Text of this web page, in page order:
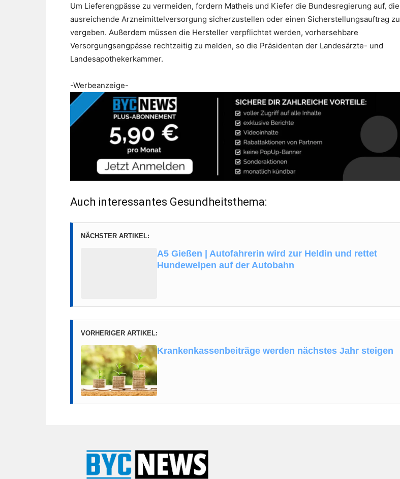
Um Lieferengpässe zu vermeiden, fordern Matheis und Kiefer die Bundesregierung auf, die
ausreichende Arzneimittelversorgung sicherzustellen oder einen Sicherstellungsauftrag zu
vergeben. Außerdem müssen die Hersteller verpflichtet werden, vorhersehbare
Versorgungsengpässe rechtzeitig zu melden, so die Präsidenten der Landesärzte- und
Landesapothekerkammer.
-Werbeanzeige-
Auch interessantes Gesundheitsthema:
NÄCHSTER ARTIKEL:
A5 Gießen | Autofahrerin wird zur Heldin und rettet
Hundewelpen auf der Autobahn
VORHERIGER ARTIKEL:
Krankenkassenbeiträge werden nächstes Jahr steigen